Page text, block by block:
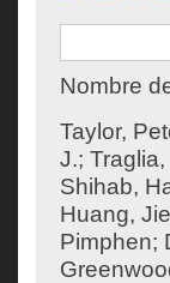
Nombre
Taylor,
J.;
Shihab,
Huang, Jie
Pimphen;